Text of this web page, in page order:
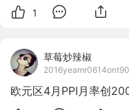
1
草莓炒辣椒
欧元区4月PPI月率创